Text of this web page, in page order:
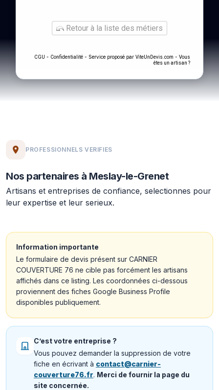
Retour à la liste des métiers
CGU - Confidentialité - Service proposé par ViteUnDevis.com - Vous
êtes un artisan ?
PROFESSIONNELS VERIFIES
Nos partenaires à Meslay-le-Grenet
Artisans et entreprises de confiance, selectionnes pour
leur expertise et leur serieux.
Information importante
Le formulaire de devis présent sur CARNIER
COUVERTURE 76 ne cible pas forcément les artisans
affichés dans ce listing. Les coordonnées ci-dessous
proviennent des fiches Google Business Profile
disponibles publiquement.
C’est votre entreprise ?
Vous pouvez demander la suppression de votre
fiche en écrivant à contact@carnier-
couverture76.fr. Merci de fournir la page du
site concernée.